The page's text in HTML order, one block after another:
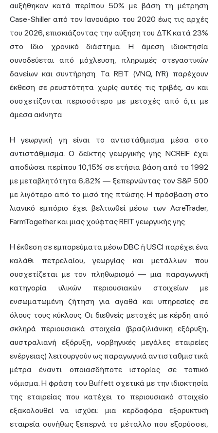
αυξήθηκαν κατά περίπου 50% με βάση τη μέτρηση
Case-Shiller από τον Ιανουάριο του 2020 έως τις αρχές
του 2026, επισκιάζοντας την αύξηση του ΔΤΚ κατά 23%
στο ίδιο χρονικό διάστημα. Η άμεση ιδιοκτησία
συνοδεύεται από μόχλευση, πληρωμές στεγαστικών
δανείων και συντήρηση. Τα REIT (VNQ, IYR) παρέχουν
έκθεση σε ρευστότητα χωρίς αυτές τις τριβές, αν και
συσχετίζονται περισσότερο με μετοχές από ό,τι με
άμεσα ακίνητα.
Η γεωργική γη είναι το αντιστάθμισμα μέσα στο
αντιστάθμισμα. Ο δείκτης γεωργικής γης NCREIF έχει
αποδώσει περίπου 10,15% σε ετήσια βάση από το 1992
με μεταβλητότητα 6,82% — ξεπερνώντας τον S&P 500
με λιγότερο από το μισό της πτώσης. Η πρόσβαση στο
λιανικό εμπόριο έχει βελτιωθεί μέσω των AcreTrader,
FarmTogether και μιας χούφτας REIT γεωργικής γης.
Η έκθεση σε εμπορεύματα μέσω DBC ή USCI παρέχει ένα
καλάθι πετρελαίου, γεωργίας και μετάλλων που
συσχετίζεται με τον πληθωρισμό — μια παραγωγική
κατηγορία υλικών περιουσιακών στοιχείων με
ενσωματωμένη ζήτηση για αγαθά και υπηρεσίες σε
όλους τους κύκλους. Οι διεθνείς μετοχές με κέρδη από
σκληρά περιουσιακά στοιχεία (βραζιλιάνικη εξόρυξη,
αυστραλιανή εξόρυξη, νορβηγικές μεγάλες εταιρείες
ενέργειας) λειτουργούν ως παραγωγικά αντισταθμιστικά
μέτρα έναντι οποιασδήποτε ιστορίας σε τοπικό
νόμισμα. Η φράση του Buffett σχετικά με την ιδιοκτησία
της εταιρείας που κατέχει το περιουσιακό στοιχείο
εξακολουθεί να ισχύει: μια κερδοφόρα εξορυκτική
εταιρεία συνήθως ξεπερνά το μέταλλο που εξορύσσει,